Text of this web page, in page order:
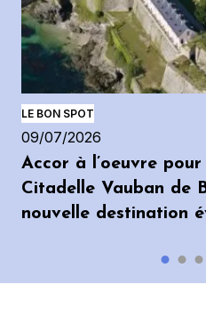
LE BON SPOT
09/07/2026
Accor à l’oeuvre
Citadelle Vauban de
nouvelle destination